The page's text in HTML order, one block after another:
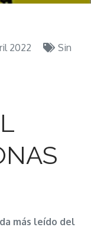
2022
Sin
más leído del